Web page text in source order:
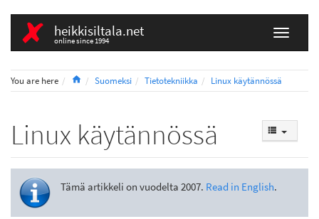
heikkisiltala.net
online since 1994
You are here HomeSuomeksi Tietotekniikka Linux käytännössä
Linux käytännössä
Tämä artikkeli on vuodelta 2007. Read in English.